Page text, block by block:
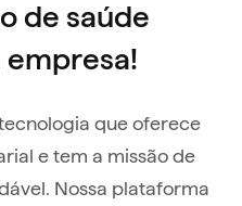
de saúde
empresa!
que oferece
e tem a missão de
Nossa plataforma